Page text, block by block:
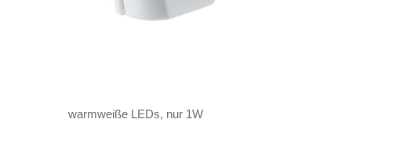
warmweiße LEDs, nur 1W